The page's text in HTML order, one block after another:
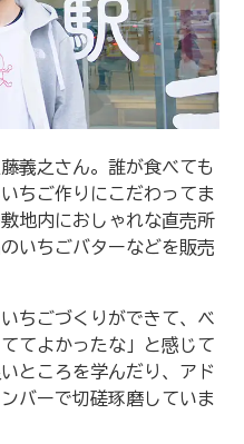
義之さん。誰が食べても
ちご作りにこだわってま
地内におしゃれな直売所
いちごバターなどを販売
ちごづくりができて、ベ
てよかったな」と感じて
ところを学んだり、アド
バーで切磋琢磨していま